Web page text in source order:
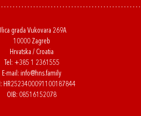
grada Vukovara 269A
10000 Zagreb
Hrvatska / Croatia
Tel: +385 1 2361555
E-mail: info@hns.family
HR2523400091100187844
OIB: 08516152078